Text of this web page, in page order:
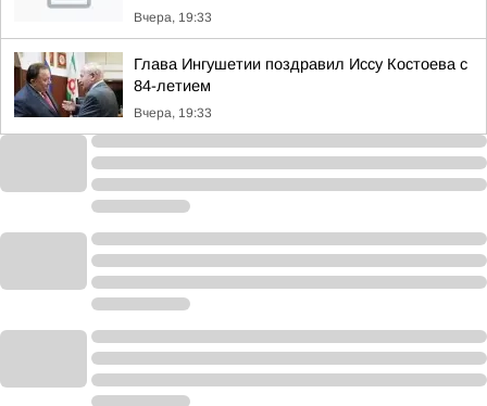
Вчера, 19:33
Глава Ингушетии поздравил Иссу Костоева с
84-летием
Вчера, 19:33